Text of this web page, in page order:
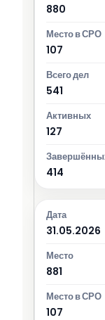
880
107
541
127
414
31.05.2026
881
107